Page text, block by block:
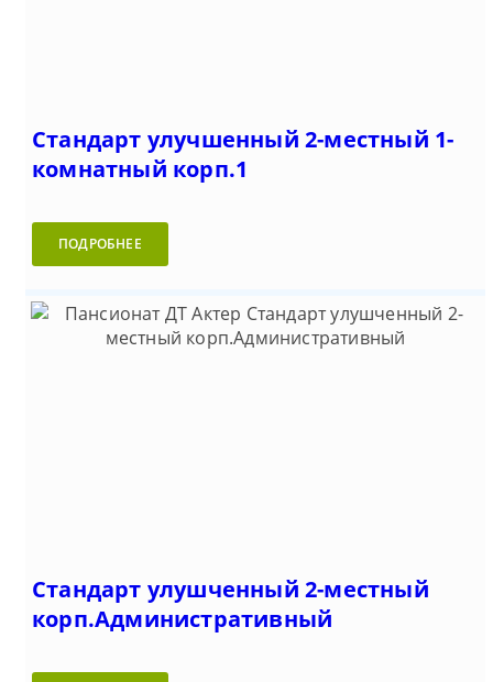
Стандарт улучшенный 2-местный 1-
комнатный корп.1
ПОДРОБНЕЕ
Стандарт улушченный 2-местный
корп.Административный